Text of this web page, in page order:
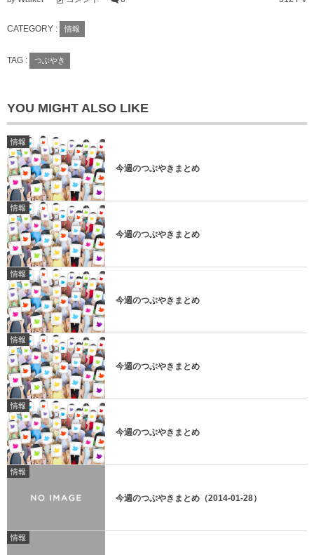
CATEGORY : 情報
TAG : つぶやき
YOU MIGHT ALSO LIKE
情報
今週のつぶやきまとめ
情報
今週のつぶやきまとめ
情報
今週のつぶやきまとめ
情報
今週のつぶやきまとめ
情報
今週のつぶやきまとめ
情報
今週のつぶやきまとめ（2014-01-28）
情報